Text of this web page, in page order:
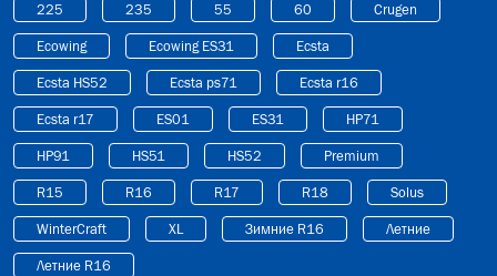
225 235 55 60 Crugen
Ecowing Ecowing ES31 Ecsta
Ecsta HS52 Ecsta ps71 Ecsta r16
Ecsta r17 ES01 ES31 HP71
HP91 HS51 HS52 Premium
R15 R16 R17 R18 Solus
WinterCraft XL Зимние R16 Летние
Летние R16